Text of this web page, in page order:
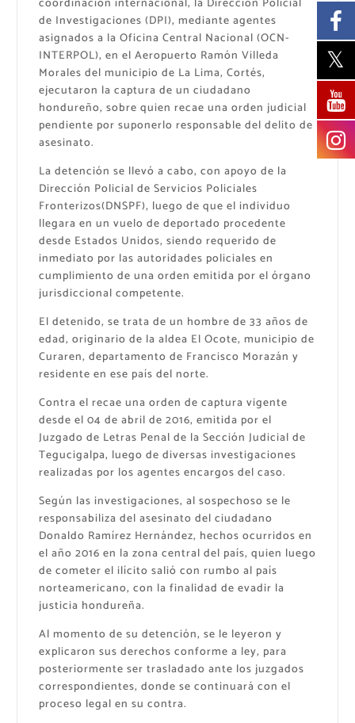
de Investigaciones (DPI), mediante agentes
asignados a la Oficina Central Nacional (OCN-
INTERPOL), en el Aeropuerto Ramón Villeda
Morales del municipio de La Lima, Cortés,
ejecutaron la captura de un ciudadano
hondureño, sobre quien recae una orden judicial
pendiente por suponerlo responsable del delito de
asesinato.
La detención se llevó a cabo, con apoyo de la
Dirección Policial de Servicios Policiales
Fronterizos(DNSPF), luego de que el individuo
llegara en un vuelo de deportado procedente
desde Estados Unidos, siendo requerido de
inmediato por las autoridades policiales en
cumplimiento de una orden emitida por el órgano
jurisdiccional competente.
El detenido, se trata de un hombre de 33 años de
edad, originario de la aldea El Ocote, municipio de
Curaren, departamento de Francisco Morazán y
residente en ese país del norte.
Contra el recae una orden de captura vigente
desde el 04 de abril de 2016, emitida por el
Juzgado de Letras Penal de la Sección Judicial de
Tegucigalpa, luego de diversas investigaciones
realizadas por los agentes encargos del caso.
Según las investigaciones, al sospechoso se le
responsabiliza del asesinato del ciudadano
Donaldo Ramírez Hernández, hechos ocurridos en
el año 2016 en la zona central del país, quien luego
de cometer el ilícito salió con rumbo al país
norteamericano, con la finalidad de evadir la
justicia hondureña.
Al momento de su detención, se le leyeron y
explicaron sus derechos conforme a ley, para
posteriormente ser trasladado ante los juzgados
correspondientes, donde se continuará con el
proceso legal en su contra.